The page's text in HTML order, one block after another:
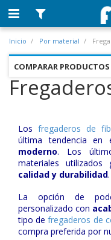
Inicio Por material
COMPARAR PRODUCTOS
Los fregaderos de
última tendencia en
moderno. Los
materiales
calidad y durabilidad.
La opción de
personalizado con
tipo defregaderos de
compra preferida por